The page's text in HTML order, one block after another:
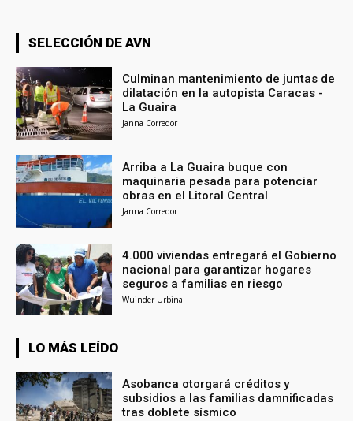
SELECCIÓN DE AVN
Culminan mantenimiento de juntas de
dilatación en la autopista Caracas -
La Guaira
Janna Corredor
Arriba a La Guaira buque con
maquinaria pesada para potenciar
obras en el Litoral Central
Janna Corredor
4.000 viviendas entregará el Gobierno
nacional para garantizar hogares
seguros a familias en riesgo
Wuinder Urbina
LO MÁS LEÍDO
Asobanca otorgará créditos y
subsidios a las familias damnificadas
tras doblete sísmico